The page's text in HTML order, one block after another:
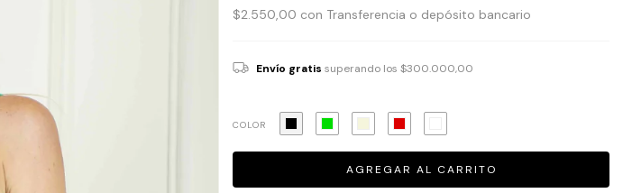
$2.550,00 con Transferencia o depósito bancario
Envío gratis superando los $300.000,00
COLOR